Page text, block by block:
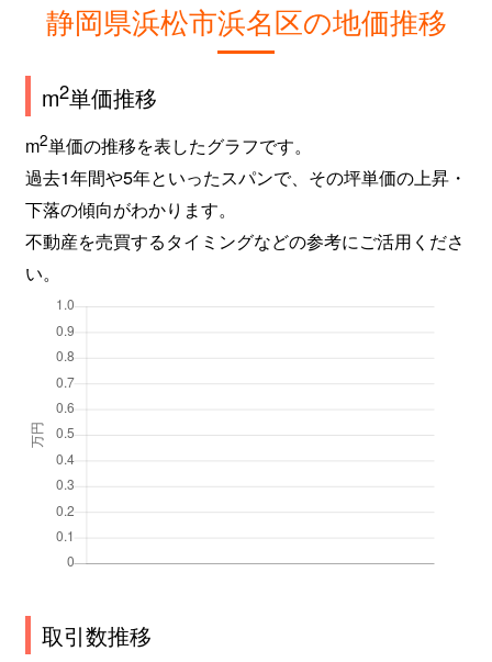
静岡県浜松市浜名区の地価推移
m2単価推移
m2単価の推移を表したグラフです。
過去1年間や5年といったスパンで、その坪単価の上昇・
下落の傾向がわかります。
不動産を売買するタイミングなどの参考にご活用くださ
い。
取引数推移